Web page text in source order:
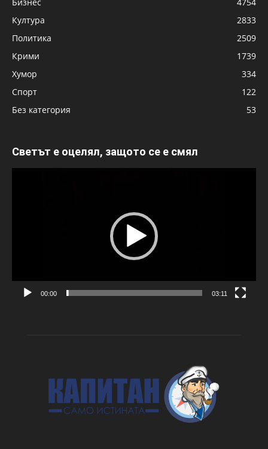
Култура
2833
Политика
2509
Крими
1739
Хумор
334
Спорт
122
Без категория
53
Светът е оцелял, защото се е смял
00:00 03:11